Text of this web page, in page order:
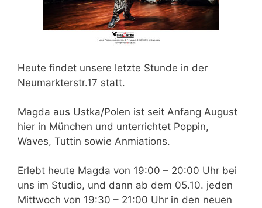
Heute findet unsere letzte Stunde in der
Neumarkterstr.17 statt.
Magda aus Ustka/Polen ist seit Anfang August
hier in München und unterrichtet Poppin,
Waves, Tuttin sowie Anmiations.
Erlebt heute Magda von 19:00 – 20:00 Uhr bei
uns im Studio, und dann ab dem 05.10. jeden
Mittwoch von 19:30 – 21:00 Uhr in den neuen